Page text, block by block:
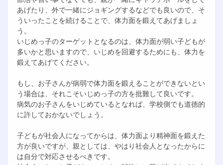
あげたり、外で一緒にジョギングするなどでも良いので、そ
ういったことを続けることで、体力面を鍛えてあげましょ
う。
いじめっ子のターゲットとなるのは、体力面が弱い子どもが
多いかと思いますので、いじめを回避するためにも、体力を
鍛えてあげてください。
もし、お子さんが病弱で体力面を鍛えることができないとい
う場合は、それこそいじめっ子の方を批難して良いです。
病気のお子さんをいじめているとなれば、学校側でも道徳的
に許しておかないでしょう。
子どもが社会人になってからは、体力面より精神面を鍛えた
方が良いですが、親としては、やはり社会人となったからに
は自分で対応させるべきです。